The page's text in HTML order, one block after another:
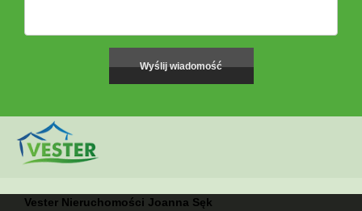
Vester Nieruchomości Joanna Sęk